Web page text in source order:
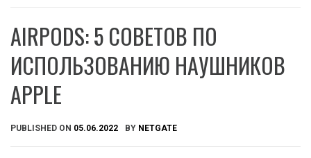
AIRPODS: 5 СОВЕТОВ ПО
ИСПОЛЬЗОВАНИЮ НАУШНИКОВ
APPLE
PUBLISHED ON 05.06.2022 BY NETGATE